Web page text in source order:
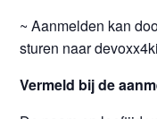
~ Aanmelden kan
sturen naar
Vermeld bij de